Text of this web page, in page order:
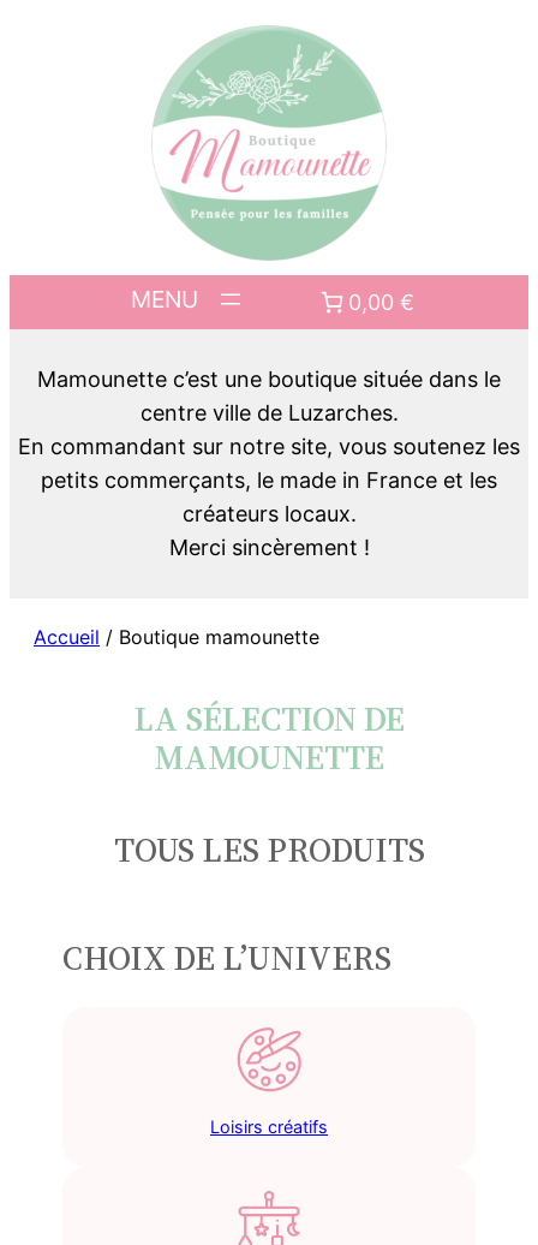
0,00 €
Mamounette c’est une boutique située dans le
centre ville de Luzarches.
En commandant sur notre site, vous soutenez les
petits commerçants, le made in France et les
créateurs locaux.
Merci sincèrement !
Accueil / Boutique mamounette
LA SÉLECTION DE
MAMOUNETTE
TOUS LES PRODUITS
CHOIX DE L’UNIVERS
Loisirs créatifs